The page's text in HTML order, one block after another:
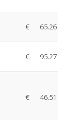
€ 65.26
€ 95.27
€ 46.51